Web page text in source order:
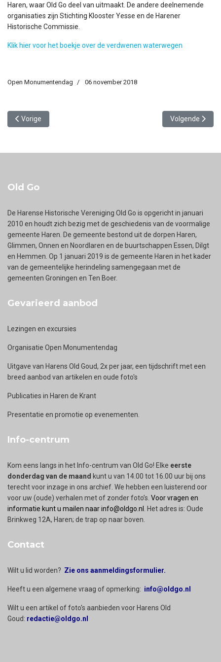
Haren, waar Old Go deel van uitmaakt. De andere deelnemende
organisaties zijn Stichting Klooster Yesse en de Harener
Historische Commissie.
Klik hier voor het boekje over de verdwenen waterwegen
Open Monumentendag 06 november 2018
Vorig artikel: Verslag Open Monumentendag 2019
Vorige Volgende
Volgende
Old Go
De Harense Historische Vereniging Old Go is opgericht in januari
2010 en houdt zich bezig met de geschiedenis van de voormalige
gemeente Haren. De gemeente bestond uit de dorpen Haren,
Glimmen, Onnen en Noordlaren en de buurtschappen Essen, Dilgt
en Hemmen. Op 1 januari 2019 is de gemeente Haren in het kader
van de gemeentelijke herindeling samengegaan met de
gemeenten Groningen en Ten Boer.
Gevarieerd aanbod
Lezingen en excursies
Organisatie Open Monumentendag
Uitgave van Harens Old Goud, 2x per jaar, een tijdschrift met een
breed aanbod van artikelen en oude foto's
Publicaties in Haren de Krant
Presentatie en promotie op evenementen.
Info-centrum
Kom eens langs in het Info-centrum van Old Go! Elke eerste
donderdag van de maand kunt u van 14.00 tot 16.00 uur bij ons
terecht voor inzage in ons archief. We hebben een luisterend oor
voor uw (oude) verhalen met of zonder foto’s. Voor vragen en
informatie kunt u mailen naar info@oldgo.nl
. Het adres is: Oude
Brinkweg 12A, Haren; de trap op naar boven.
Contact
Wilt u lid worden? Zie ons aanmeldingsformulier.
Heeft u een algemene vraag of opmerking: info@oldgo.nl
Wilt u een artikel of foto's aanbieden voor Harens Old
Goud: redactie@oldgo.nl